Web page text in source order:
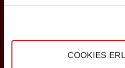
COOKIES
29.12.2026